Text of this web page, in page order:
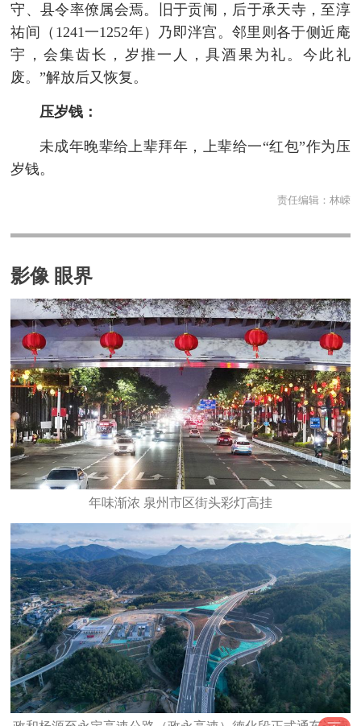
守、县令率僚属会焉。旧于贡闱，后于承天寺，至淳
祐间（1241一1252年）乃即泮宫。邻里则各于侧近庵
宇，会集齿长，岁推一人，具酒果为礼。今此礼
废。”解放后又恢复。
压岁钱：
未成年晚辈给上辈拜年，上辈给一“红包”作为压
岁钱。
责任编辑： 林嵘
影像 眼界
年味渐浓 泉州市区街头彩灯高挂